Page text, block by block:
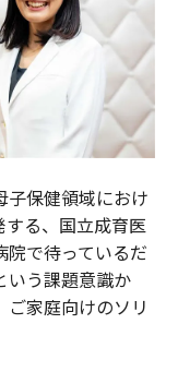
子保健領域におけ
る、国立成育医
で待っているだ
いう課題意識か
家庭向けのソリ